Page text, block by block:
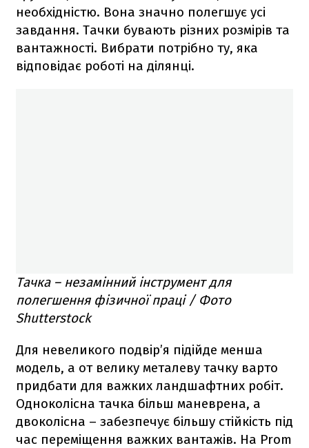
необхідністю. Вона значно полегшує усі
завдання. Тачки бувають різних розмірів та
вантажності. Вибрати потрібно ту, яка
відповідає роботі на ділянці.
Тачка – незамінний інструмент для
полегшення фізичної праці / Фото
Shutterstock
Для невеликого подвір’я підійде менша
модель, а от велику металеву тачку варто
придбати для важких ландшафтних робіт.
Одноколісна тачка більш маневрена, а
двоколісна – забезпечує більшу стійкість під
час переміщення важких вантажів. На Prom